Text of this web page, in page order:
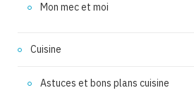
Mon mec et moi
Cuisine
Astuces et bons plans cuisine